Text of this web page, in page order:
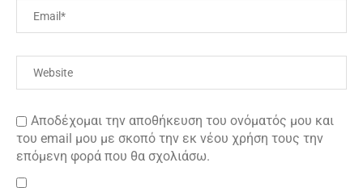
Αποδέχομαι την αποθήκευση του ονόματός μου και
του email μου με σκοπό την εκ νέου χρήση τους την
επόμενη φορά που θα σχολιάσω.